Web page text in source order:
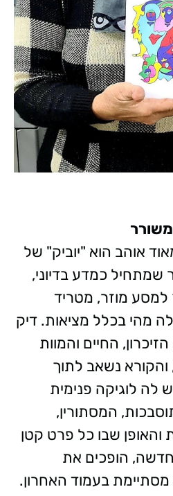
אוהב הוא "יוביק" של
שמתחיל כמדע בדיוני,
מוזר, מטריד
מהי בכלל מציאות. דיק
החיים והמוות
נשאב לתוך
לוגיקה פנימית
המסתורין,
והאופן שבו כל פרט קטן
הופכים את
בעמוד האחרון.